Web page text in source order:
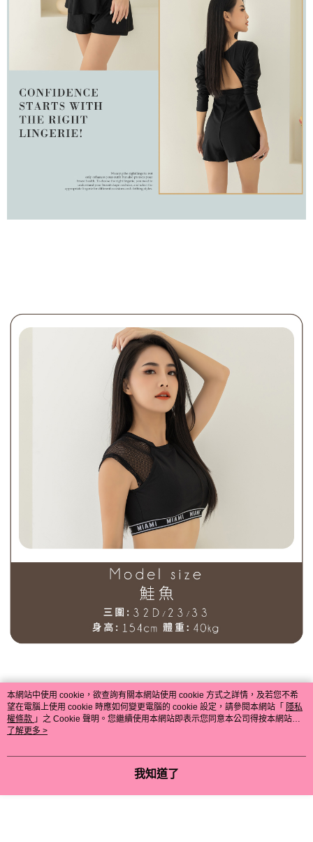
本網站中使用 cookie，欲查詢有關本網站使用 cookie 方式之詳情，及若您不希
望在電腦上使用 cookie 時應如何變更電腦的 cookie 設定，請參閱本網站「 隱私
權條款 」之 Cookie 聲明。您繼續使用本網站即表示您同意本公司得按本網站使
用條款之 Cookie 聲明使用 cookie。
了解更多 >
我知道了